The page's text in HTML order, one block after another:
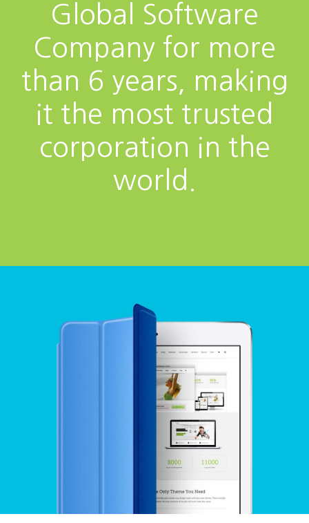
Global Software
Company for more
than 6 years, making
it the most trusted
corporation in the
world.